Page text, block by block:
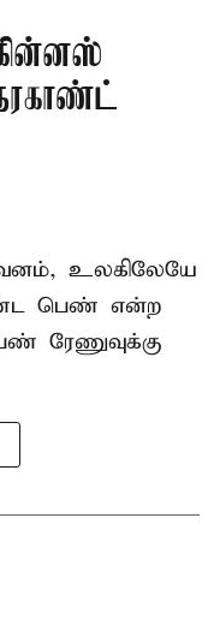
உலகிலேயே
பெண் என்ற
ரேணுவுக்கு